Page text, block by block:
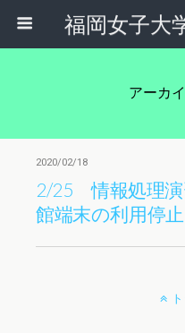
アーカ
2020/02/18
2/25 情報処理演
館端末の利用停